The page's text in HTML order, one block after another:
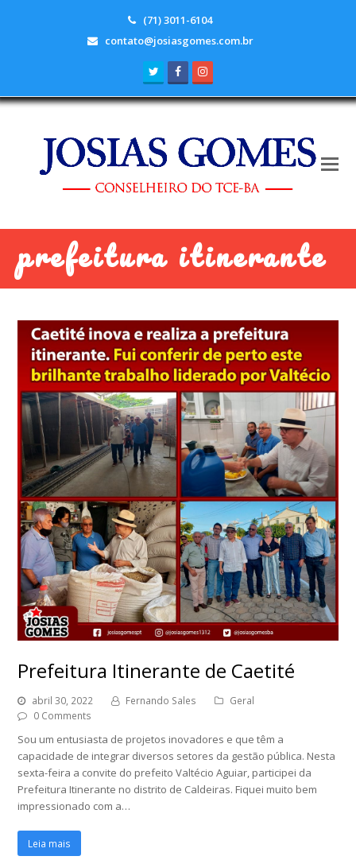
(71) 3011-6104
contato@josiasgomes.com.br
TwitterFacebook
prefeitura itinerante
Prefeitura Itinerante de Caetité
abril 30, 2022 Fernando Sales
Geral
0 Comments
Sou um entusiasta de projetos inovadores e que têm a
capacidade de integrar diversos setores da gestão pública. Nesta
sexta-feira a convite do prefeito Valtécio Aguiar, participei da
Prefeitura Itinerante no distrito de Caldeiras. Fiquei muito bem
impressionado com a…
Leia mais